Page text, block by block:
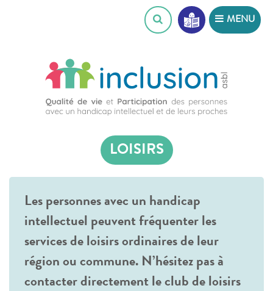
MENU
LOISIRS
Les personnes avec un handicap
intellectuel peuvent fréquenter les
services de loisirs ordinaires de leur
région ou commune. N’hésitez pas à
contacter directement le club de loisirs